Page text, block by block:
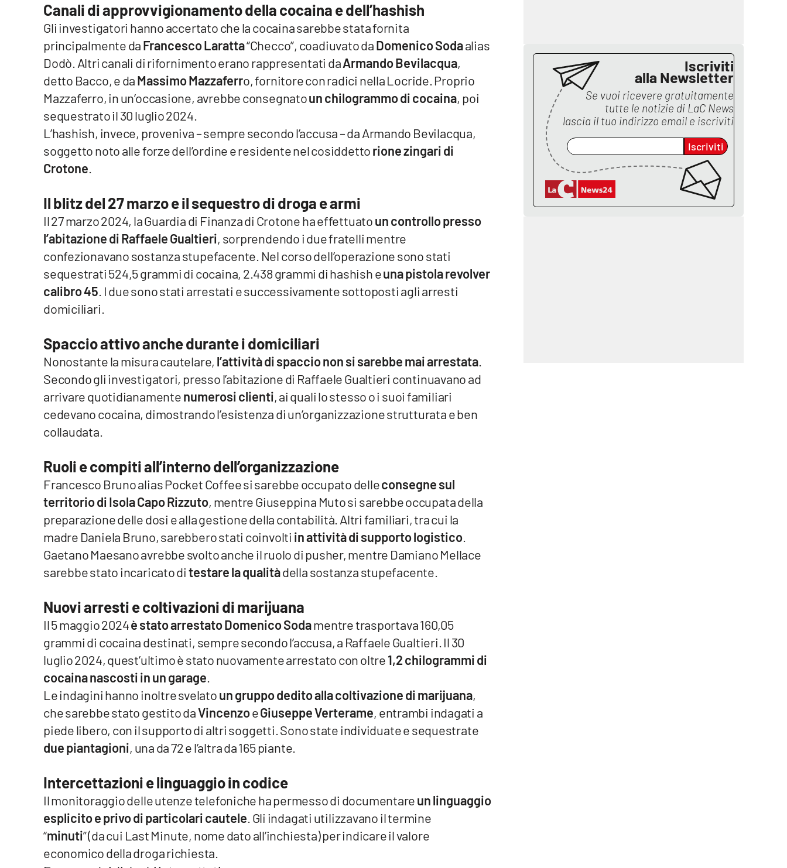
Calabriavisione
Destinazioni
Lacapitalenews.it
Cosenzachannel.it
Ilvibonese.it
Catanzarochannel.it
Vai
Cookie policy
Note legali
Canali di approvvigionamento della cocaina e dell’hashish
Gli investigatori hanno accertato che la cocaina sarebbe stata fornita
principalmente daFrancesco Laratta“Checco”, coadiuvato daDomenico Sodaalias
Dodò. Altri canali di rifornimento erano rappresentati daArmando Bevilacqua,
detto Bacco, e daMassimo Mazzaferro, fornitore con radici nella Locride. Proprio
Mazzaferro, in un’occasione, avrebbe consegnatoun chilogrammo di cocaina, poi
sequestrato il 30 luglio 2024.
L’hashish, invece, proveniva – sempre secondo l’accusa – da Armando Bevilacqua,
soggetto noto alle forze dell’ordine e residente nel cosiddettorione zingari di
Crotone.
Il blitz del 27 marzo e il sequestro di droga e armi
Il 27 marzo 2024, la Guardia di Finanza di Crotone ha effettuatoun controllo presso
l’abitazione di Raffaele Gualtieri, sorprendendo i due fratelli mentre
confezionavano sostanza stupefacente. Nel corso dell’operazione sono stati
sequestrati 524,5 grammi di cocaina, 2.438 grammi di hashish euna pistola revolver
calibro 45. I due sono stati arrestati e successivamente sottoposti agli arresti
domiciliari.
Spaccio attivo anche durante i domiciliari
Nonostante la misura cautelare, l’attività di spaccio non si sarebbe mai arrestata.
Secondo gli investigatori, presso l’abitazione di Raffaele Gualtieri continuavano ad
arrivare quotidianamentenumerosi clienti, ai quali lo stesso o i suoi familiari
cedevano cocaina, dimostrando l’esistenza di un’organizzazione strutturata e ben
collaudata.
Ruoli e compiti all’interno dell’organizzazione
Francesco Bruno alias Pocket Coffee si sarebbe occupato delleconsegne sul
territorio di Isola Capo Rizzuto, mentre Giuseppina Muto si sarebbe occupata della
preparazione delle dosi e alla gestione della contabilità. Altri familiari, tra cui la
madre Daniela Bruno, sarebbero stati coinvolti in attività di supporto logistico.
Gaetano Maesano avrebbe svolto anche il ruolo di pusher, mentre Damiano Mellace
sarebbe stato incaricato ditestare la qualitàdella sostanza stupefacente.
Nuovi arresti e coltivazioni di marijuana
Il 5 maggio 2024è stato arrestato Domenico Sodamentre trasportava 160,05
grammi di cocaina destinati, sempre secondo l’accusa, a Raffaele Gualtieri. Il 30
luglio 2024, quest’ultimo è stato nuovamente arrestato con oltre1,2 chilogrammi di
cocaina nascosti in un garage.
Le indagini hanno inoltre svelatoun gruppo dedito alla coltivazione di marijuana,
che sarebbe stato gestito daVincenzoeGiuseppe Verterame, entrambi indagati a
piede libero, con il supporto di altri soggetti. Sono state individuate e sequestrate
due piantagioni, una da 72 e l’altra da 165 piante.
Intercettazioni e linguaggio in codice
Il monitoraggio delle utenze telefoniche ha permesso di documentareun linguaggio
esplicito e privo di particolari cautele. Gli indagati utilizzavano il termine
“minuti” (da cui Last Minute, nome dato all’inchiesta) per indicare il valore
economico della droga richiesta.
Iscriviti
alla Newsletter
Se vuoi ricevere gratuitamente
tutte le notizie di LaC News
lascia il tuo indirizzo email e iscriviti
Iscriviti